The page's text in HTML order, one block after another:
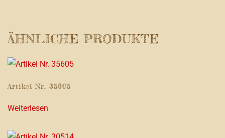
ÄHNLICHE PRODUKTE
Artikel Nr. 35605
Weiterlesen